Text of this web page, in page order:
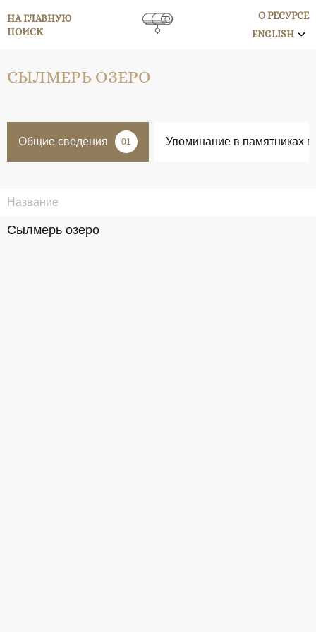
НА ГЛАВНУЮ
ПОИСК
О РЕСУРСЕ
ENGLISH
СЫЛМЕРЬ ОЗЕРО
Общие сведения 01 Упоминание в памятниках
Название
Сылмерь озеро